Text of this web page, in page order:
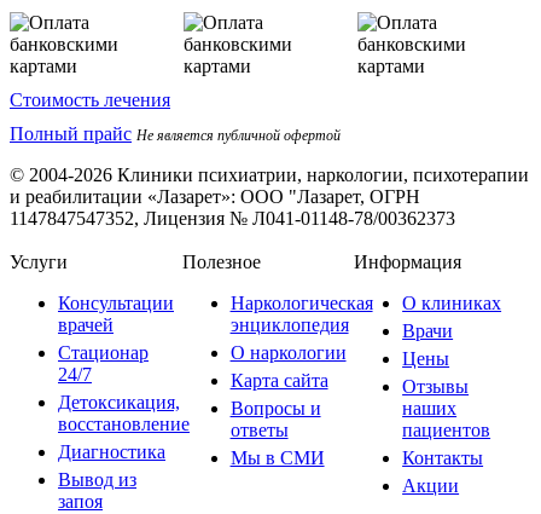
Стоимость лечения
Полный прайс Не является публичной офертой
© 2004-2026 Клиники психиатрии, наркологии, психотерапии
и реабилитации «Лазарет»: ООО "Лазарет, ОГРН
1147847547352, Лицензия № Л041-01148-78/00362373
Услуги
Консультации
врачей
Стационар
24/7
Детоксикация,
восстановление
Диагностика
Вывод из
запоя
Полезное
Наркологическая
энциклопедия
О наркологии
Карта сайта
Вопросы и
ответы
Мы в СМИ
Информация
О клиниках
Врачи
Цены
Отзывы
наших
пациентов
Контакты
Акции